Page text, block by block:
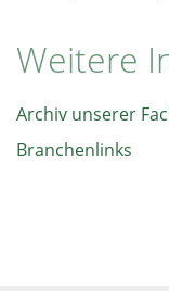
Weitere
Archiv unserer
Branchenlinks